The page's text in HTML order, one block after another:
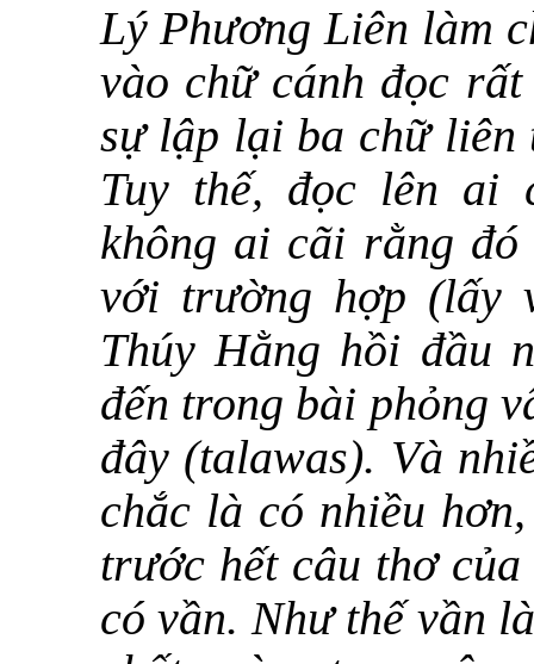
Lý Phương Liên làm
vào chữ cánh đọc
sự lập lại ba chữ liên
Tuy thế, đọc lên ai
không ai cãi rằng
với trường hợp (lấy
Thúy Hằng hồi đầu
đến trong bài phỏng
đây (talawas). Và
chắc là có nhiều
trước hết câu thơ
có vần. Như thế vần